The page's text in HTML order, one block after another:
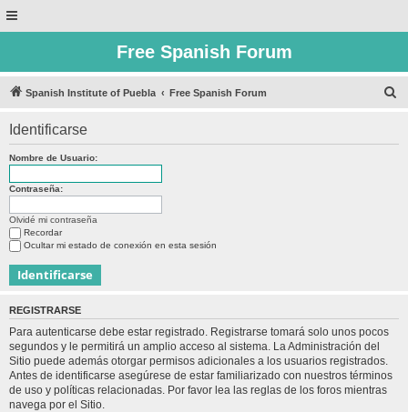
Free Spanish Forum
Spanish Institute of Puebla Free Spanish Forum
Identificarse
Nombre de Usuario:
Contraseña:
Olvidé mi contraseña
Recordar
Ocultar mi estado de conexión en esta sesión
REGISTRARSE
Para autenticarse debe estar registrado. Registrarse tomará solo unos pocos
segundos y le permitirá un amplio acceso al sistema. La Administración del
Sitio puede además otorgar permisos adicionales a los usuarios registrados.
Antes de identificarse asegúrese de estar familiarizado con nuestros términos
de uso y políticas relacionadas. Por favor lea las reglas de los foros mientras
navega por el Sitio.